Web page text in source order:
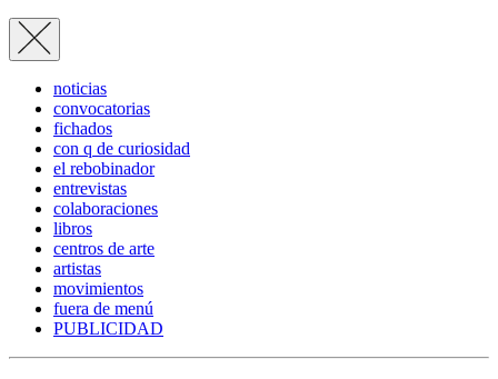
noticias
convocatorias
fichados
con q de curiosidad
el rebobinador
entrevistas
colaboraciones
libros
centros de arte
artistas
movimientos
fuera de menú
PUBLICIDAD